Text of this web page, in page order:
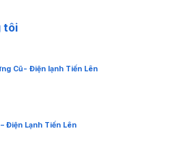
tôi
Cũ- Điện lạnh Tiến Lên
Điện Lạnh Tiến Lên